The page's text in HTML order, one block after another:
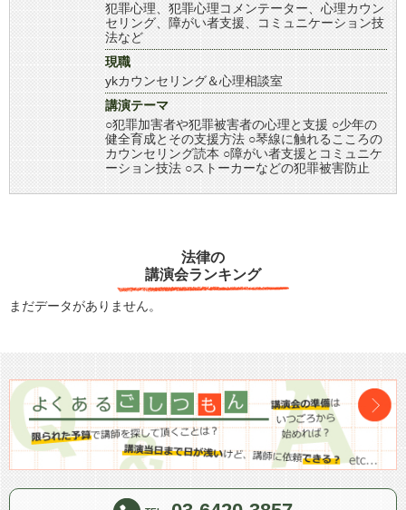
犯罪心理、犯罪心理コメンテーター、心理カウン
セリング、障がい者支援、コミュニケーション技
法など
現職
ykカウンセリング＆心理相談室
講演テーマ
○犯罪加害者や犯罪被害者の心理と支援 ○少年の
健全育成とその支援方法 ○琴線に触れるこころの
カウンセリング読本 ○障がい者支援とコミュニケ
ーション技法 ○ストーカーなどの犯罪被害防止
法律の
講演会ランキング
まだデータがありません。